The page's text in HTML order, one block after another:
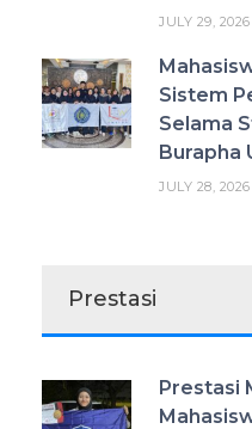
JULY 29, 2026
Sistem
Selama
Burapha
JULY 28, 2026
Prestasi
Prestasi